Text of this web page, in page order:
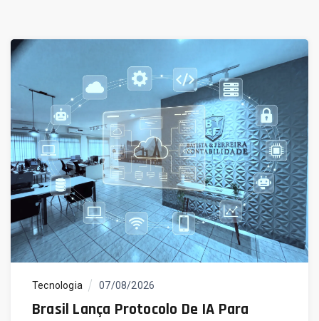
Tecnologia 07/08/2026
Brasil Lança Protocolo De IA Para